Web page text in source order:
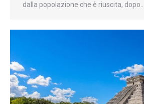
dalla popolazione che è riuscita, dopo…